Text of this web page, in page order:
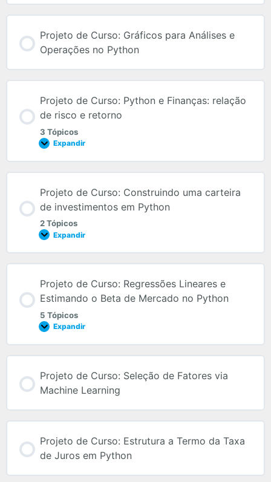
Projeto de Curso: Gráficos para Análises e
Operações no Python
Projeto de Curso: Python e Finanças: relação
de risco e retorno
3 Tópicos
Expandir
Projeto de Curso: Construindo uma carteira
de investimentos em Python
2 Tópicos
Expandir
Projeto de Curso: Regressões Lineares e
Estimando o Beta de Mercado no Python
5 Tópicos
Expandir
Projeto de Curso: Seleção de Fatores via
Machine Learning
Projeto de Curso: Estrutura a Termo da Taxa
de Juros em Python